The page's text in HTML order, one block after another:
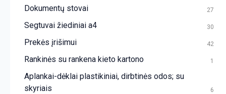
Dokumentų stovai 27
Segtuvai žiediniai a4 30
Prekės įrišimui 42
Rankinės su rankena kieto kartono 1
Aplankai-dėklai plastikiniai, dirbtinės odos; su
skyriais
6